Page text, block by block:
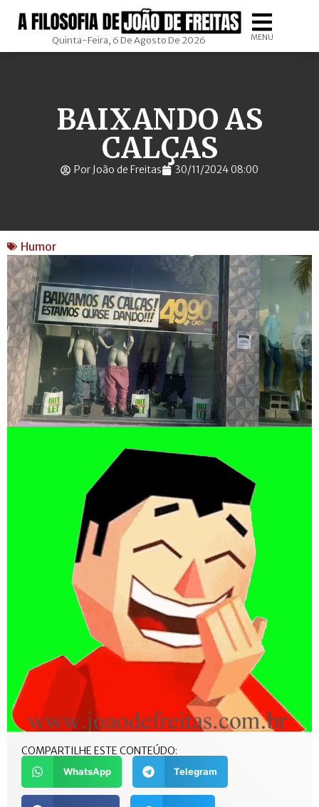
Quinta-Feira, 6 De Agosto De 2026 MENU
BAIXANDO AS
CALÇAS
Por João de Freitas 30/11/2024 08:00
Humor
COMPARTILHE ESTE CONTEÚDO:
WhatsApp Telegram